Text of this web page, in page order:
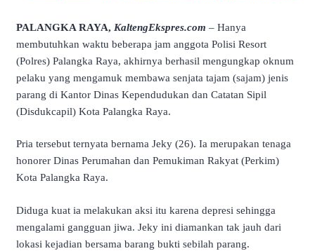
PALANGKA RAYA, KaltengEkspres.com – Hanya
membutuhkan waktu beberapa jam anggota Polisi Resort
(Polres) Palangka Raya, akhirnya berhasil mengungkap oknum
pelaku yang mengamuk membawa senjata tajam (sajam) jenis
parang di Kantor Dinas Kependudukan dan Catatan Sipil
(Disdukcapil) Kota Palangka Raya.
Pria tersebut ternyata bernama Jeky (26). Ia merupakan tenaga
honorer Dinas Perumahan dan Pemukiman Rakyat (Perkim)
Kota Palangka Raya.
Diduga kuat ia melakukan aksi itu karena depresi sehingga
mengalami gangguan jiwa. Jeky ini diamankan tak jauh dari
lokasi kejadian bersama barang bukti sebilah parang.